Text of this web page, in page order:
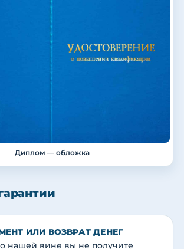
Диплом — обложка
ИЛИ ВОЗВРАТ ДЕНЕГ
нашей вине вы не получите